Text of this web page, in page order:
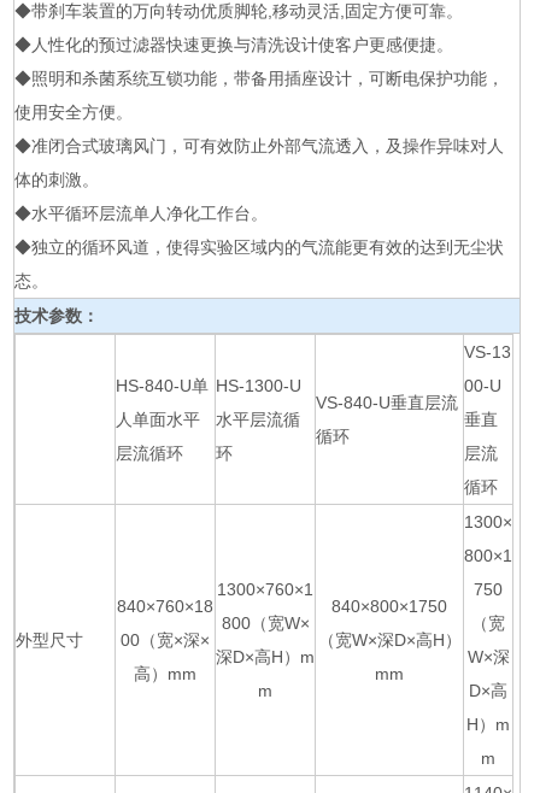
◆带刹车装置的万向转动优质脚轮,移动灵活,固定方便可靠。
◆人性化的预过滤器快速更换与清洗设计使客户更感便捷。
◆照明和杀菌系统互锁功能，带备用插座设计，可断电保护功能，
使用安全方便。
◆准闭合式玻璃风门，可有效防止外部气流透入，及操作异味对人
体的刺激。
◆水平循环层流单人净化工作台。
◆独立的循环风道，使得实验区域内的气流能更有效的达到无尘状
态。
技术参数：
HS-840-U单
人单面水平
层流循环
HS-1300-U
水平层流循
环
VS-840-U垂直层流
循环
VS-13
00-U
垂直
层流
循环
外型尺寸
840×760×18
00（宽×深×
高）mm
1300×760×1
800（宽W×
深D×高H）m
m
840×800×1750
（宽W×深D×高H）
mm
1300×
800×1
750
（宽
W×深
D×高
H）m
m